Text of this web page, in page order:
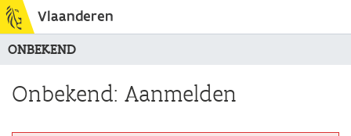
Vlaanderen
ONBEKEND
Onbekend: Aanmelden